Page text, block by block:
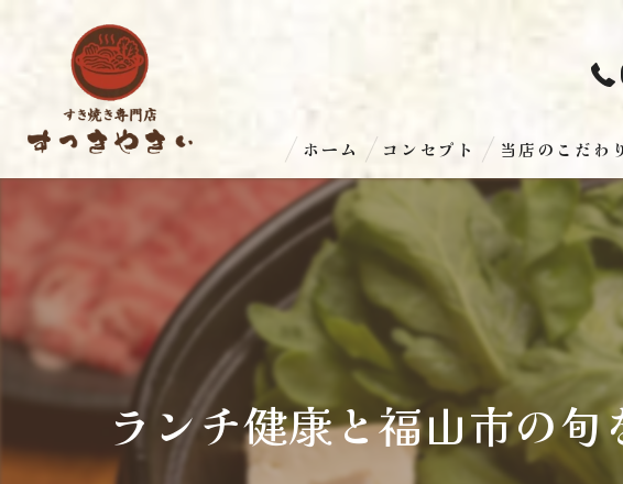
ホーム コンセプト 当店のこだわり
ランチ健康と福山市の